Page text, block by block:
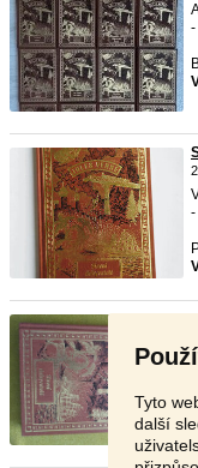
Tyto
další
-
-